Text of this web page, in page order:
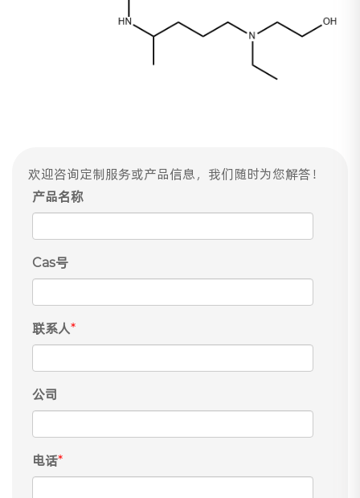
欢迎咨询定制服务或产品信息，我们随时为您解答！
产品名称
Cas号
联系人*
公司
电话*